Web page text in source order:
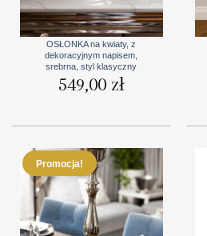
OSŁONKA na kwiaty, z
dekoracyjnym napisem,
srebrna, styl klasyczny
549,00 zł
Promocja!